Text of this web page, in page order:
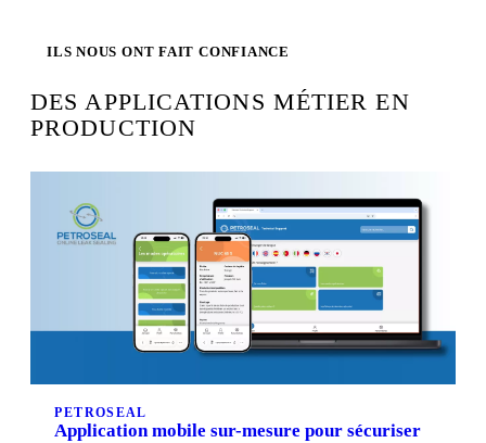
ILS NOUS ONT FAIT CONFIANCE
DES APPLICATIONS MÉTIER EN
PRODUCTION
PETROSEAL
Application mobile sur-mesure pour sécuriser